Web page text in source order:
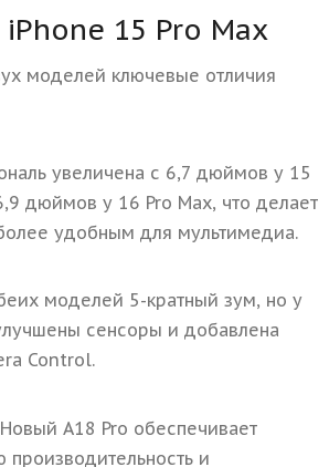
15 Pro Max
моделей ключевые отличия
увеличена с 6,7 дюймов у 15
дюймов у 16 Pro Max, что делает
удобным для мультимедиа.
моделей 5-кратный зум, но у
сенсоры и добавлена
Control.
A18 Pro обеспечивает
и